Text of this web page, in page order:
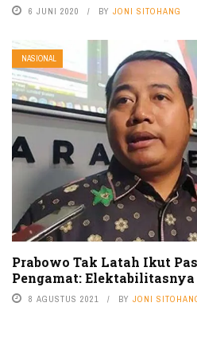
6 JUNI 2020 BY JONI SITOHANG
NASIONAL
Prabowo Tak Latah Ikut
Pengamat:
8 AGUSTUS 2021 BY JONI